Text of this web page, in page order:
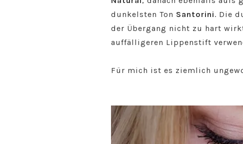
dunkelsten Ton Santorini. Die
der Übergang nicht zu hart
auffälligeren Lippenstift
Für mich ist es ziemlich